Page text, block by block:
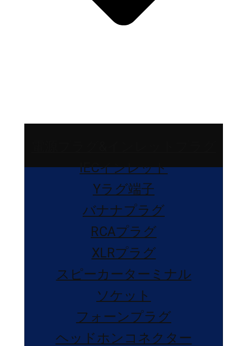
IECインレット
Yラグ端子
バナナプラグ
RCAプラグ
XLRプラグ
スピーカーターミナル
ソケット
フォーンプラグ
ヘッドホンコネクター